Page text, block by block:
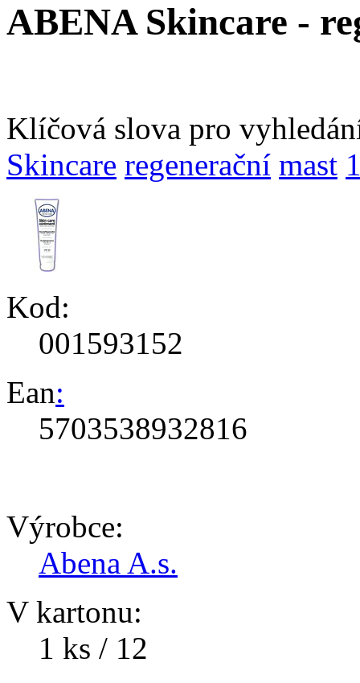
ABENA Skincare -
Klíčová slova pro
Skincare regenerační mast
Kod:
001593152
Ean:
5703538932816
Výrobce:
Abena A.s.
V kartonu:
1 ks / 12